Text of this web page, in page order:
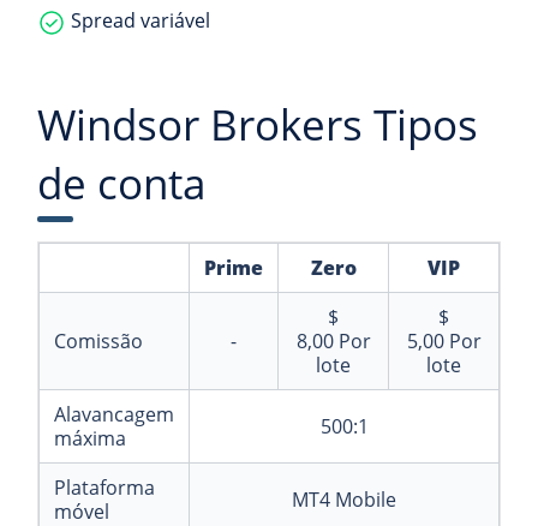
Spread variável
Windsor Brokers Tipos
de conta
Prime Zero VIP
Comissão -
$
8,00 Por
lote
$
5,00 Por
lote
Alavancagem
máxima
500:1
Plataforma
móvel
MT4 Mobile